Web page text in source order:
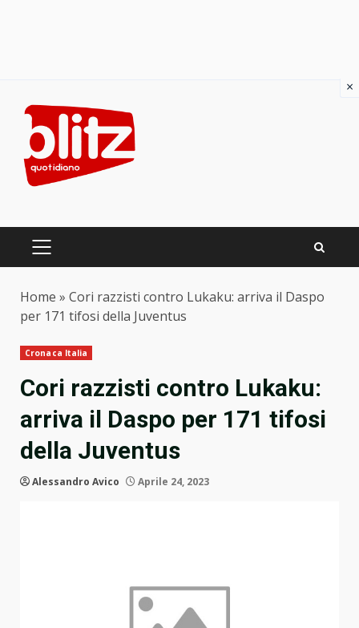
content
PRIMARY
Home » Cori razzisti contro Lukaku: arriva il Daspo
per 171 tifosi della Juventus
Cronaca Italia
Cori razzisti contro Lukaku:
arriva il Daspo per 171 tifosi
della Juventus
Alessandro Avico Aprile 24, 2023
×